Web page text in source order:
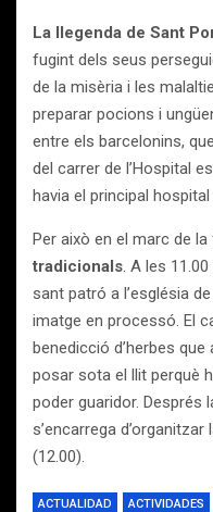
La llegenda de Sant
fugint dels seus
de la misèria i les
preparar pocions i
entre els barcelonins,
del carrer de l’Hospital
havia el principal
Per això en el marc de
tradicionals. A les
sant patró a l’església
imatge en processó. El
benedicció d’herbes
posar sota el llit perquè
poder guaridor. Després
s’encarrega
(12.00).
ACTUALIDAD ACTIVIDADES